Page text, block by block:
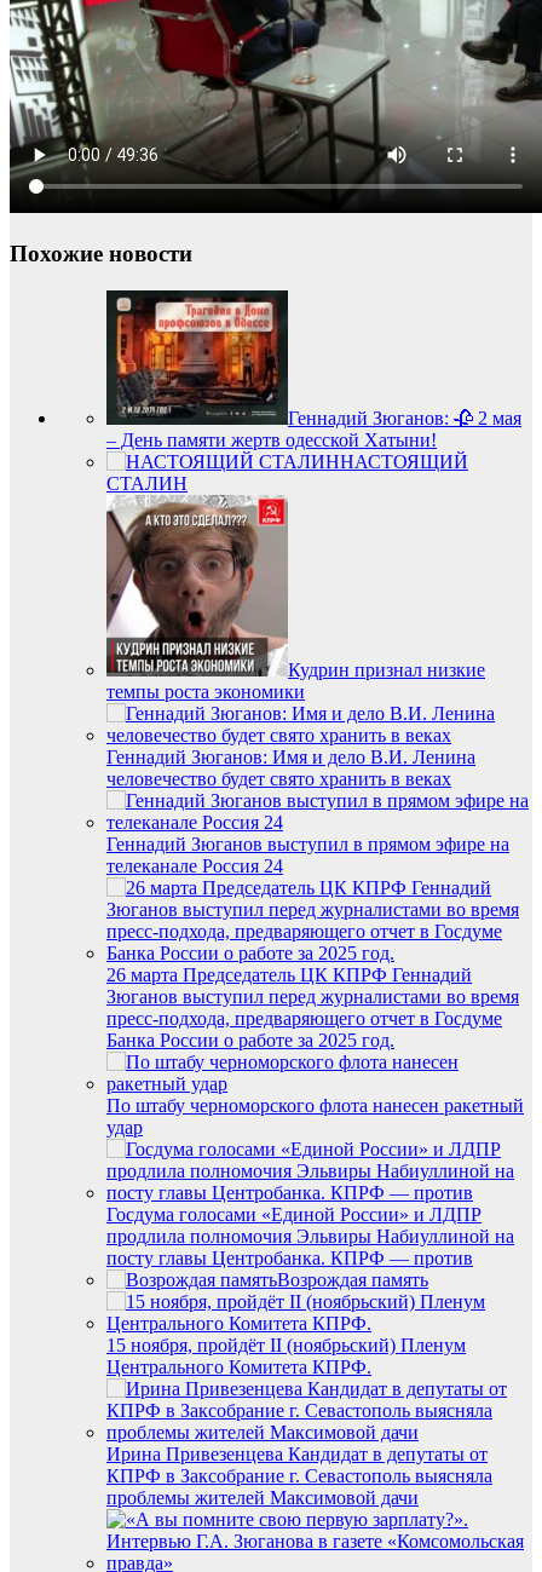
Похожие новости
Геннадий Зюганов: 🥀 2 мая
– День памяти жертв одесской Хатыни!
НАСТОЯЩИЙ
СТАЛИН
Кудрин признал низкие
темпы роста экономики
Геннадий Зюганов: Имя и дело В.И. Ленина
человечество будет свято хранить в веках
Геннадий Зюганов выступил в прямом эфире на
телеканале Россия 24
26 марта Председатель ЦК КПРФ Геннадий
Зюганов выступил перед журналистами во время
пресс-подхода, предваряющего отчет в Госдуме
Банка России о работе за 2025 год.
По штабу черноморского флота нанесен ракетный
удар
Госдума голосами «Единой России» и ЛДПР
продлила полномочия Эльвиры Набиуллиной на
посту главы Центробанка. КПРФ — против
Возрождая память
15 ноября, пройдёт II (ноябрьский) Пленум
Центрального Комитета КПРФ.
Ирина Привезенцева Кандидат в депутаты от
КПРФ в Заксобрание г. Севастополь выясняла
проблемы жителей Максимовой дачи